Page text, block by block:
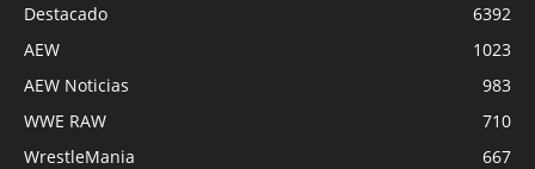
Destacado
6392
AEW
1023
AEW Noticias
983
WWE RAW
710
WrestleMania
667